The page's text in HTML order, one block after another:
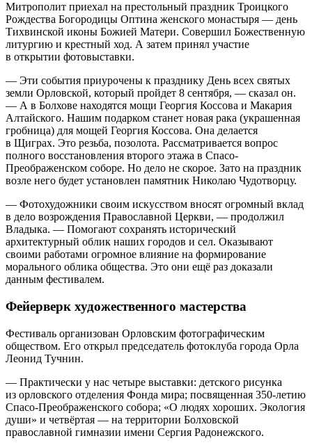
Митрополит приехал на престольный праздник Троицкого
Рождества Богородицы Оптина женского монастыря — день
Тихвинской иконы Божией Матери. Совершил Божественную
литургию и крестный ход. А затем принял участие
в открытии фотовыставки.
— Эти события приурочены к празднику День всех святых
земли Орловской, который пройдет 8 сентября, — сказал он.
— А в Болхове находятся мощи Георгия Коссова и Макария
Алтайского. Нашим подарком станет новая рака (украшенная
гробница) для мощей Георгия Коссова. Она делается
в Щиграх. Это резьба, позолота. Рассматривается вопрос
полного восстановления второго этажа в Спасо-
Преображенском соборе. Но дело не скорое. Зато на праздник
возле него будет установлен памятник Николаю Чудотворцу.
— Фотохудожники своим искусством вносят огромный вклад
в дело возрождения Православной Церкви, — продолжил
Владыка. — Помогают сохранять исторический
архитектурный облик наших городов и сел. Оказывают
своими работами огромное влияние на формирование
морального облика общества. Это они ещё раз доказали
данным фестивалем.
Фейерверк художественного мастерства
Фестиваль организован Орловским фотографическим
обществом. Его открыл председатель фотоклуба города Орла
Леонид Тучнин.
— Практически у нас четыре выставки: детского рисунка
из орловского отделения Фонда мира; посвященная 350-летию
Спасо-Преображенского собора; «О людях хороших. Экология
души» и четвёртая — на территории Болховской
православной гимназии имени Сергия Радонежского.